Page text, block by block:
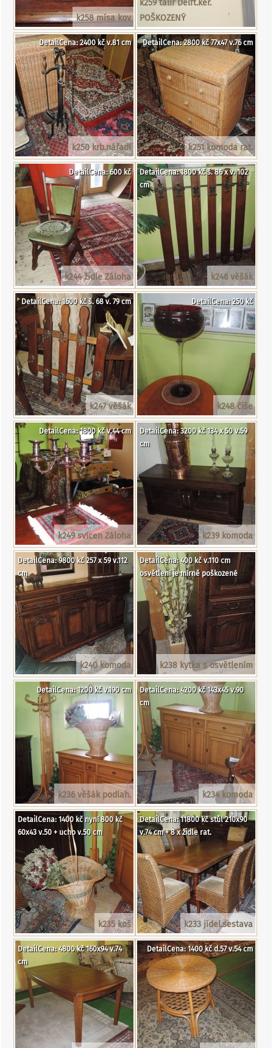
k258 mísa kov
k259 talíř Delft.ker.
POŠKOZENÝ
k250 krb.nářadí
DetailCena: 2400 kč v.81 cm
k251 komoda rat.
DetailCena: 2800 kč 77x47 v.76 cm
k244 židle Záloha
DetailCena: 600 kč
k246 věšák
DetailCena: 1800 kč š. 86 x v. 102
cm
k247 věšák
DetailCena: 1600 kč š. 68 v. 79 cm
k248 číše
DetailCena: 250 kč
k249 svícen Záloha
DetailCena: 1800 kč v.44 cm
k239 komoda
DetailCena: 3200 kč 134 x 50 v.59
cm
k240 komoda
DetailCena: 9800 kč 257 x 59 v.112
cm
k238 kytka s osvětlením
DetailCena: 400 kč v.110 cm
osvětlení je mírně poškozené
k236 věšák podlah.
DetailCena: 1200 kč v.190 cm
k234 komoda
DetailCena: 4200 kč 143x45 v.90
cm
k235 koš
DetailCena: 1400 kč nyní 800 kč
60x43 v.50 + ucho v.50 cm
k233 jídel.sestava
DetailCena: 11800 kč stůl 210x90
v.74 cm + 8 x židle rat.
DetailCena: 4800 kč 160x94 v.74
cm
DetailCena: 1400 kč d.57 v.54 cm